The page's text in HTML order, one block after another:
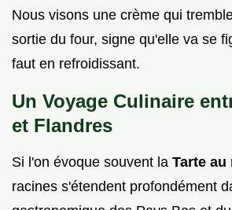
Nous visons une crème qui
sortie du four, signe qu'elle va se
faut en refroidissant.
Un Voyage Culinaire
et Flandres
Si l'on évoque souvent la Tarte au
racines s'étendent profondément